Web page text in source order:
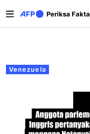
Periksa Fakta
Tab primer
Venezuela